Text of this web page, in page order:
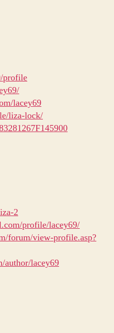
profile
lacey69
liza-lock/
2
profile/lacey69/
forum/view-profile.asp?
lacey69